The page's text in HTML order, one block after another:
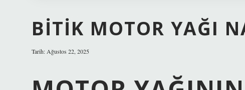
BITIK MOTOR YAĞI
Tarih: Ağustos 22, 2025